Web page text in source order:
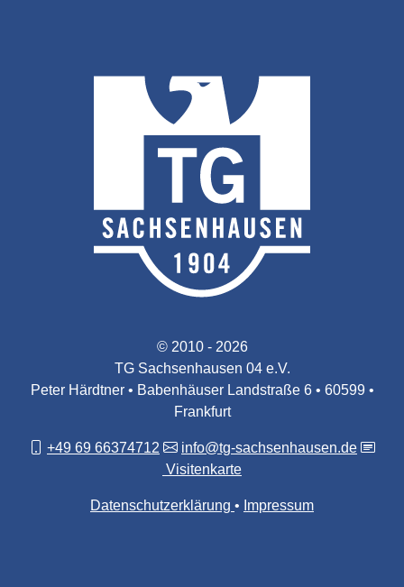
© 2010 - 2026
TG Sachsenhausen 04 e.V.
Peter Härdtner • Babenhäuser Landstraße 6 • 60599 •
Frankfurt
+49 69 66374712
info@tg-sachsenhausen.de
Visitenkarte
Datenschutzerklärung Impressum